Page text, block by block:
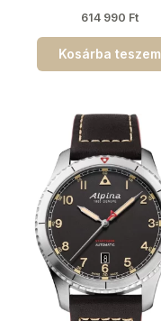
614 990 Ft
Kosárba teszem